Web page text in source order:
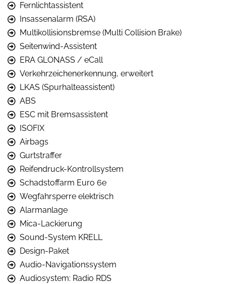
Fernlichtassistent
Insassenalarm (RSA)
Multikollisionsbremse (Multi Collision Brake)
Seitenwind-Assistent
ERA GLONASS / eCall
Verkehrzeichenerkennung, erweitert
LKAS (Spurhalteassistent)
ABS
ESC mit Bremsassistent
ISOFIX
Airbags
Gurtstraffer
Reifendruck-Kontrollsystem
Schadstoffarm Euro 6e
Wegfahrsperre elektrisch
Alarmanlage
Mica-Lackierung
Sound-System KRELL
Design-Paket
Audio-Navigationssystem
Audiosystem: Radio RDS